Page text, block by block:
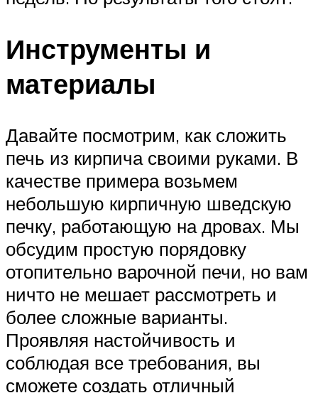
Инструменты и
материалы
Давайте посмотрим, как сложить
печь из кирпича своими руками. В
качестве примера возьмем
небольшую кирпичную шведскую
печку, работающую на дровах. Мы
обсудим простую порядовку
отопительно варочной печи, но вам
ничто не мешает рассмотреть и
более сложные варианты.
Проявляя настойчивость и
соблюдая все требования, вы
сможете создать отличный